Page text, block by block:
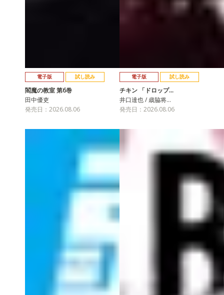
電子版 試し読み
閻魔の教室 第6巻
田中優吏
発売日：2026.08.06
電子版 試し読み
チキン 「ドロップ…
井口達也 / 歳脇将…
発売日：2026.08.06